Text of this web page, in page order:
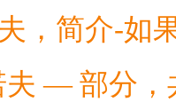
，简介-如
夫 — 部分